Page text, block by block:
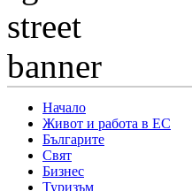
Начало
Живот и работа в ЕС
Българите
Свят
Бизнес
Туризъм